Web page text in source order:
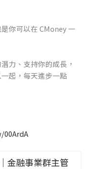
你可以在 CMoney 一
力、支持你的成長，
起，每天進步一點
金融事業群主管